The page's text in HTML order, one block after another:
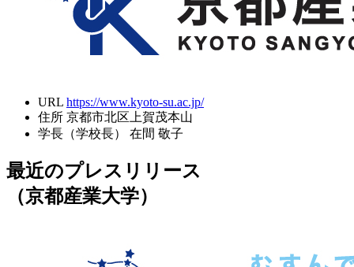
URL https://www.kyoto-su.ac.jp/
住所 京都市北区上賀茂本山
学長（学校長）
在間 敬子
最近のプレスリリース
（京都産業大学）